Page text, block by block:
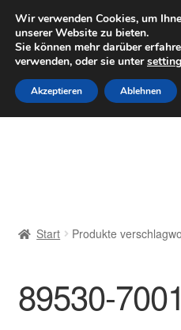
Mo–Fr 9–16
Zur
Navigation
springen
Zum
Inhalt
springen
Datenschutz-Bestimmungen
Start Produkte
89530-
Wir verwenden Cookies, um
unserer Website zu bieten.
Sie können mehr darüber
verwenden, oder sie unter
Akzeptieren Ablehnen